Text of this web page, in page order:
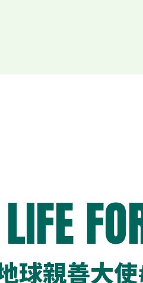
球親善大使